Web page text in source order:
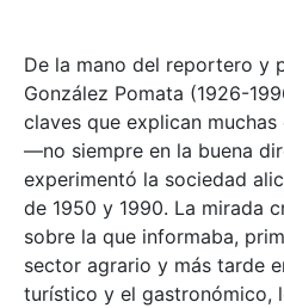
De la mano del reportero y
González Pomata (1926-
claves que explican
—no siempre en la buena
experimentó la sociedad
de 1950 y 1990. La mirada
sobre la que informaba,
sector agrario y más tarde
turístico y el gastronómico,